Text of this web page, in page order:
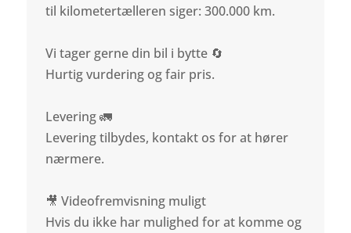
til kilometertælleren siger: 300.000 km.
Vi tager gerne din bil i bytte 🔄
Hurtig vurdering og fair pris.
Levering 🚛
Levering tilbydes, kontakt os for at hører
nærmere.
🎥 Videofremvisning muligt
Hvis du ikke har mulighed for at komme og